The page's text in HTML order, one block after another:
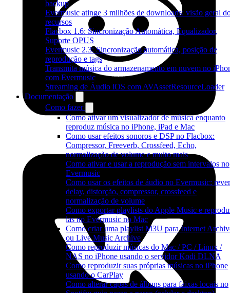
backup
Evermusic atinge 3 milhões de downloads: visão geral
recursos
Flacbox 1.6: Sincronização Automática, Equalizador,
Suporte OPUS
Evermusic 2.3: Sincronização automática, posição de
reprodução e tags
Transmita música do armazenamento em nuvem no
com Evermusic
Streaming de Áudio iOS com AVAssetResourceLoader
Documentação
Como fazer
Como ativar um visualizador de música enquanto
reproduz música no iPhone, iPad e Mac
Como usar efeitos sonoros e DSP no Flacbox:
Compressor, Freeverb, Crossfeed, Echo,
normalização de volume e muito mais
Como ativar e usar a reprodução sem intervalos no
Evermusic
Como usar os efeitos de áudio no Evermusic:
delay, distorção, compressor, crossfeed e
normalização de volume
Como exportar playlists do Apple Music e
las no Evermusic no Mac
Como criar uma playlist M3U para Internet
ou Live Music Archive
Como reproduzir músicas do Mac / PC / Linux /
NAS no iPhone usando o servidor Kodi DLNA
Como reproduzir suas próprias músicas no iPhone
usando o CarPlay
Como alterar capas de álbuns para faixas locais no